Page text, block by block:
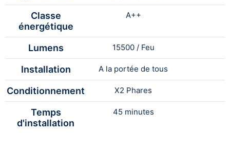
Classe
énergétique
A++
Lumens 15500 / Feu
Installation A la portée de tous
Conditionnement X2 Phares
Temps
d'installation
45 minutes